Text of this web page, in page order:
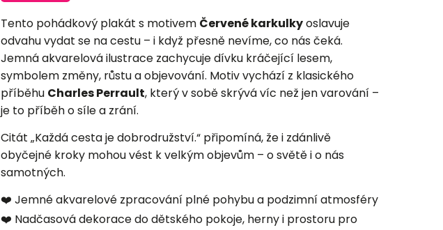
Tento pohádkový plakát s motivem Červené karkulkyoslavuje
odvahu vydat se na cestu – i když přesně nevíme, co nás čeká.
Jemná akvarelová ilustrace zachycuje dívku kráčející lesem,
symbolem změny, růstu a objevování. Motiv vychází z klasického
příběhu Charles Perrault, který v sobě skrývá víc než jen varování –
je to příběh o síle a zrání.
Citát „Každá cesta je dobrodružství.“ připomíná, že i zdánlivě
obyčejné kroky mohou vést k velkým objevům – o světě i o nás
samotných.
❤️ Jemné akvarelové zpracování plné pohybu a podzimní atmosféry
❤️ Nadčasová dekorace do dětského pokoje, herny i prostoru pro